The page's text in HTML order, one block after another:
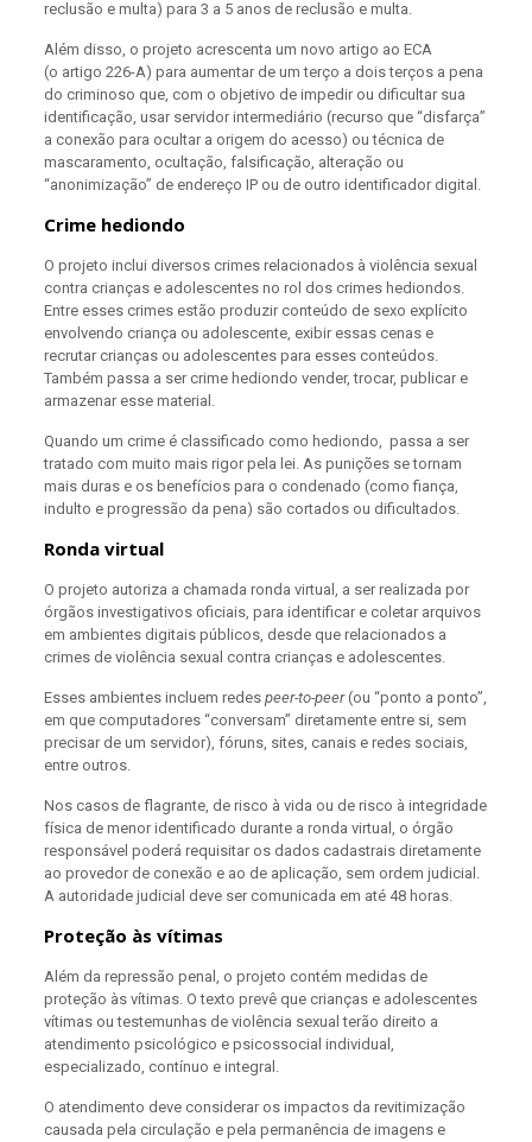
reclusão e multa) para 3 a 5 anos de reclusão e multa.
Além disso, o projeto acrescenta um novo artigo ao ECA
(o artigo 226-A) para aumentar de um terço a dois terços a pena
do criminoso que, com o objetivo de impedir ou dificultar sua
identificação, usar servidor intermediário (recurso que “disfarça”
a conexão para ocultar a origem do acesso) ou técnica de
mascaramento, ocultação, falsificação, alteração ou
“anonimização” de endereço IP ou de outro identificador digital.
Crime hediondo
O projeto inclui diversos crimes relacionados à violência sexual
contra crianças e adolescentes no rol dos crimes hediondos.
Entre esses crimes estão produzir conteúdo de sexo explícito
envolvendo criança ou adolescente, exibir essas cenas e
recrutar crianças ou adolescentes para esses conteúdos.
Também passa a ser crime hediondo vender, trocar, publicar e
armazenar esse material.
Quando um crime é classificado como hediondo, passa a ser
tratado com muito mais rigor pela lei. As punições se tornam
mais duras e os benefícios para o condenado (como fiança,
indulto e progressão da pena) são cortados ou dificultados.
Ronda virtual
O projeto autoriza a chamada ronda virtual, a ser realizada por
órgãos investigativos oficiais, para identificar e coletar arquivos
em ambientes digitais públicos, desde que relacionados a
crimes de violência sexual contra crianças e adolescentes.
Esses ambientes incluem redes peer-to-peer(ou “ponto a ponto”,
em que computadores “conversam” diretamente entre si, sem
precisar de um servidor), fóruns, sites, canais e redes sociais,
entre outros.
Nos casos de flagrante, de risco à vida ou de risco à integridade
física de menor identificado durante a ronda virtual, o órgão
responsável poderá requisitar os dados cadastrais diretamente
ao provedor de conexão e ao de aplicação, sem ordem judicial.
A autoridade judicial deve ser comunicada em até 48 horas.
Proteção às vítimas
Além da repressão penal, o projeto contém medidas de
proteção às vítimas. O texto prevê que crianças e adolescentes
vítimas ou testemunhas de violência sexual terão direito a
atendimento psicológico e psicossocial individual,
especializado, contínuo e integral.
O atendimento deve considerar os impactos da revitimização
causada pela circulação e pela permanência de imagens e